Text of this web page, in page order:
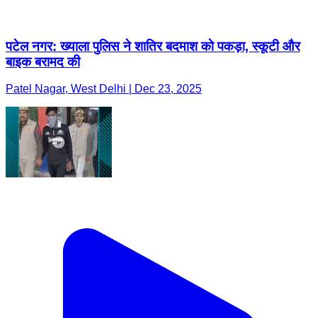
पटेल नगर: ख्याला पुलिस ने शातिर बदमाश को पकड़ा, स्कूटी और
बाइक बरामद की
Patel Nagar, West Delhi | Dec 23, 2025